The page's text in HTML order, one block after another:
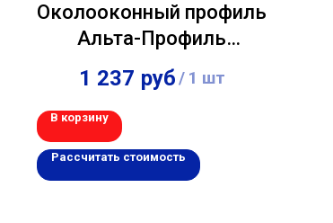
Околооконный профиль
Альта-Профиль
"Blockhouse" Белый
3,00м
1 237 руб/ 1 шт
В корзину
Рассчитать стоимость